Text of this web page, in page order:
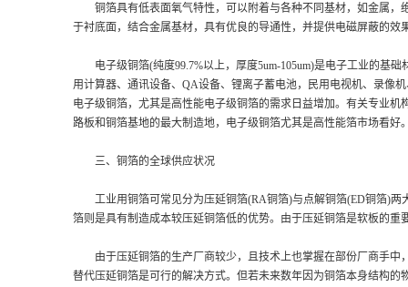
铜箔具有低表面氧气特性，可以附着与各种不同基材，如金属，
于衬底面，结合金属基材，具有优良的导通性，并提供电磁屏蔽的
电子级铜箔(纯度99.7%以上，厚度5um-105um)是电子工业的基础
用计算器、通讯设备、QA设备、锂离子蓄电池，民用电视机、录像
电子级铜箔，尤其是高性能电子级铜箔的需求日益增加。有关专业
路板和铜箔基地的最大制造地，电子级铜箔尤其是高性能箔市场看好
三、铜箔的全球供应状况
工业用铜箔可常见分为压延铜箔(RA铜箔)与点解铜箔(ED铜箔)两
箔则是具有制造成本较压延铜箔低的优势。由于压延铜箔是软板的
由于压延铜箔的生产厂商较少，且技术上也掌握在部份厂商手中
替代压延铜箔是可行的解决方式。但若未来数年因为铜箔本身结构